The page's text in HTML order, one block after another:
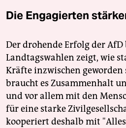
Die Engagierten
Der drohende Erfolg der
Landtagswahlen zeigt, wie
Kräfte inzwischen geworden
braucht es Zusammenhalt
und vor allem mit den
für eine starke
kooperiert deshalb mit